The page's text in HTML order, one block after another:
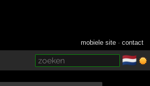
mobiele site ·contact
🇳🇱